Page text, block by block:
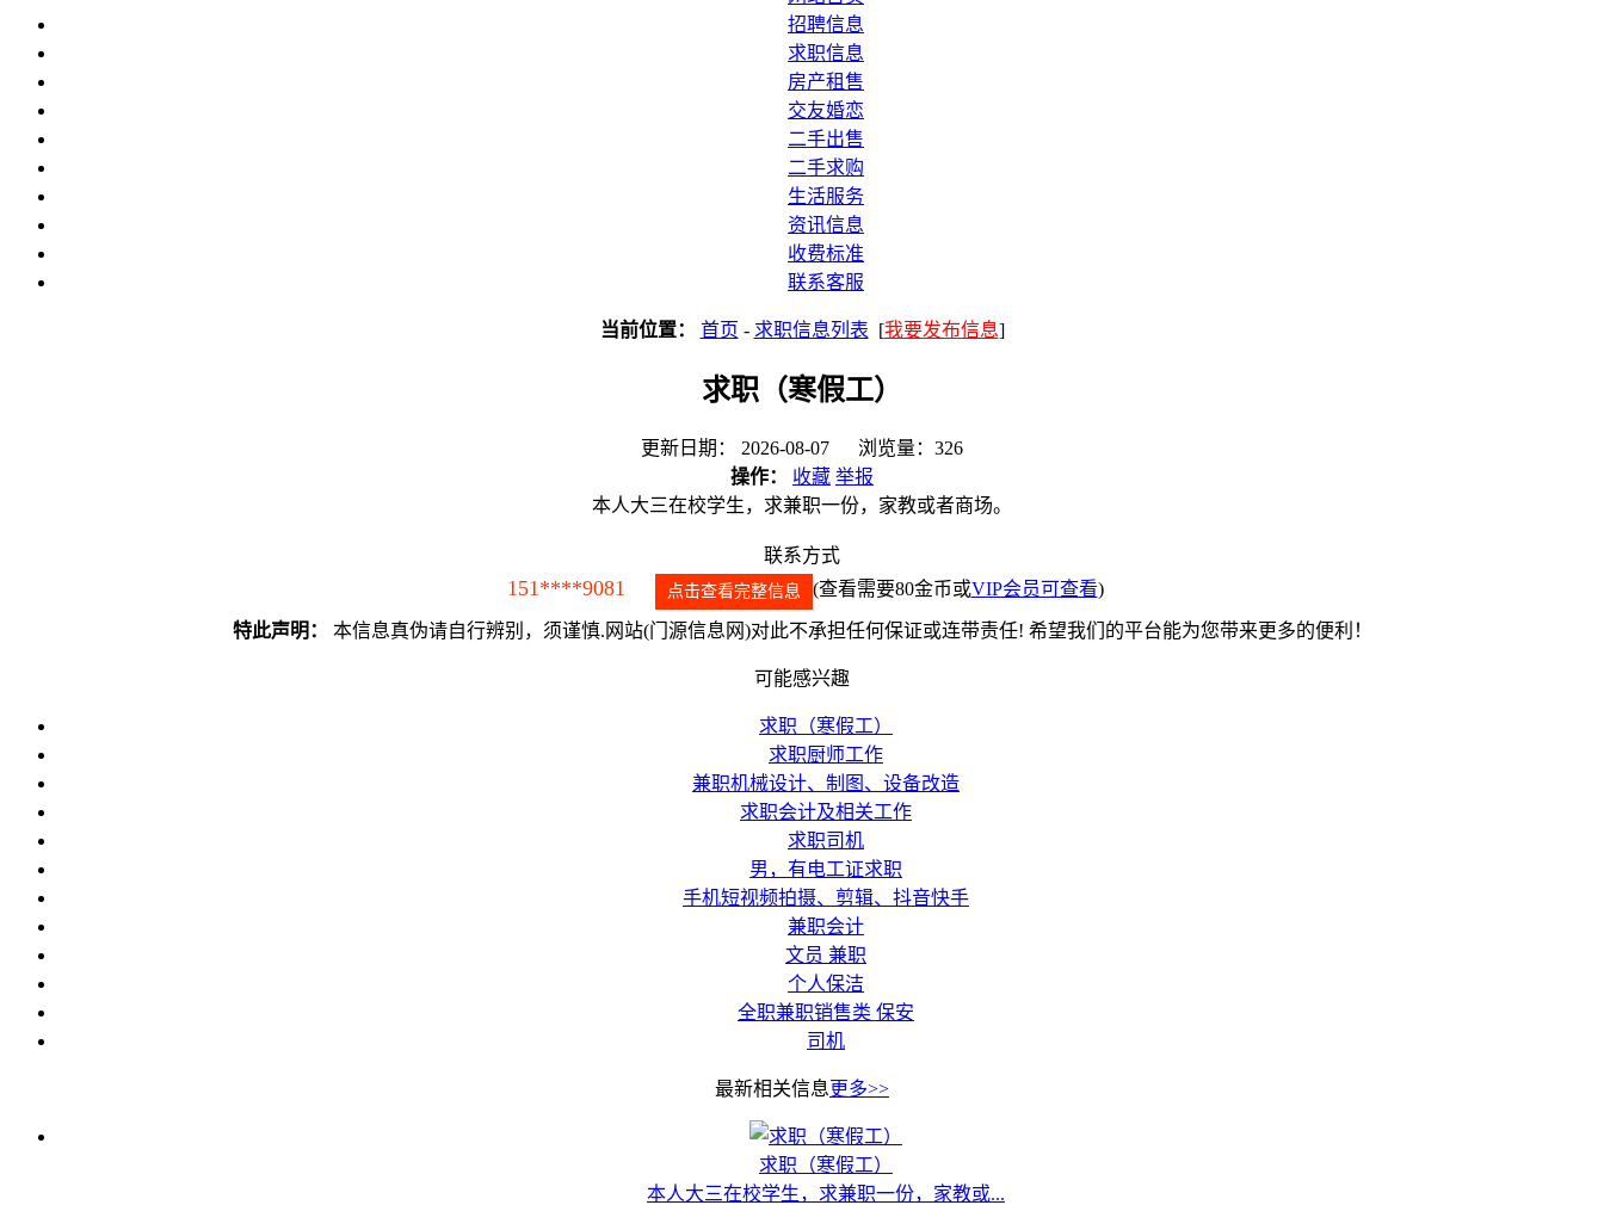
招聘信息
求职信息
房产租售
交友婚恋
二手出售
二手求购
生活服务
资讯信息
收费标准
联系客服
当前位置： 首页 - 求职信息列表 [我要发布信息]
求职（寒假工）
更新日期： 2026-08-07 浏览量：326
操作：
收藏 举报
本人大三在校学生，求兼职一份，家教或者商场。
联系方式
151****9081 点击查看完整信息 (查看需要80金币或VIP会员可查看)
特此声明： 本信息真伪请自行辨别，须谨慎.网站(门源信息网)对此不承担任何保证或连带责任! 希望我们的平台能为您带来更多的便利！
可能感兴趣
求职（寒假工）
求职厨师工作
兼职机械设计、制图、设备改造
求职会计及相关工作
求职司机
男，有电工证求职
手机短视频拍摄、剪辑、抖音快手
兼职会计
文员 兼职
个人保洁
全职兼职销售类 保安
司机
最新相关信息更多>>
求职（寒假工）
本人大三在校学生，求兼职一份，家教或...